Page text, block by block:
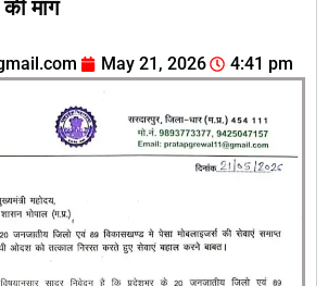
मांग
May 21, 2026 4:41 pm